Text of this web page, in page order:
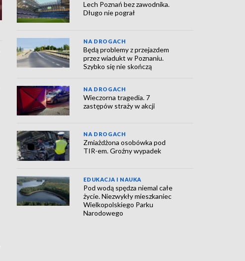
Lech Poznań bez zawodnika.
Długo nie pograł
NA DROGACH
Będą problemy z przejazdem
przez wiadukt w Poznaniu.
Szybko się nie skończą
NA DROGACH
Wieczorna tragedia. 7
zastępów straży w akcji
NA DROGACH
Zmiażdżona osobówka pod
TIR-em. Groźny wypadek
EDUKACJA I NAUKA
Pod wodą spędza niemal całe
życie. Niezwykły mieszkaniec
Wielkopolskiego Parku
Narodowego